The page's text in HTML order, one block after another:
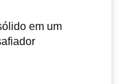
em um